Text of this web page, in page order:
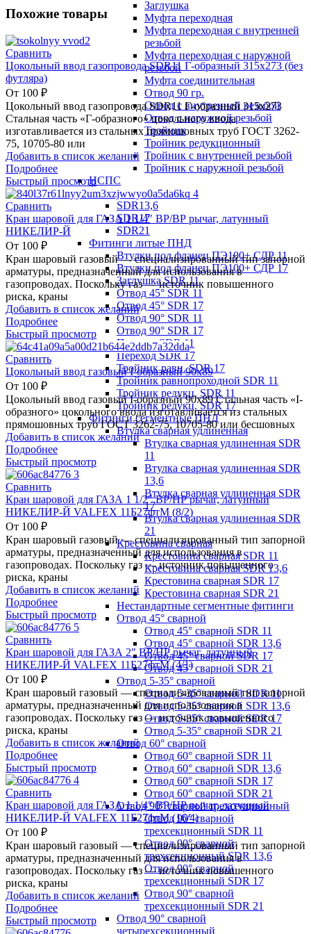
Заглушка
Муфта переходная
Муфта переходная с внутренней
резьбой
Муфта переходная с наружной
резьбой
Муфта соединительная
Отвод 90 гр.
Отвод с внутренней резьбой
Отвод с наружной резьбой
Тройник
Тройник редукционный
Тройник с внутренней резьбой
Тройник с наружной резьбой
НСПС
SDR11
SDR13,6
SDR17
SDR21
Фитинги литые ПНД
Втулки под фланец ПЭ100+ СДР 11
Втулки под фланец ПЭ100+ СДР 17
Заглушка SDR 11
Отвод 45° SDR 11
Отвод 45° SDR 17
Отвод 90° SDR 11
Отвод 90° SDR 17
Переход SDR 11
Переход SDR 17
Тройник равн. SDR 17
Тройник равнопроходной SDR 11
Тройник редукц. SDR 11
Тройник редукц. SDR 17
Фитинги сегментные ПНД
Втулка сварная удлиненная
Втулка сварная удлиненная SDR
11
Втулка сварная удлиненная SDR
13,6
Втулка сварная удлиненная SDR
17
Втулка сварная удлиненная SDR
21
Крестовина сварная
Крестовина сварная SDR 11
Крестовина сварная SDR 13,6
Крестовина сварная SDR 17
Крестовина сварная SDR 21
Нестандартные сегментные фитинги
Отвод 45° сварной
Отвод 45° сварной SDR 11
Отвод 45° сварной SDR 13,6
Отвод 45° сварной SDR 17
Отвод 45° сварной SDR 21
Отвод 5-35° сварной
Отвод 5-35° сварной SDR 11
Отвод 5-35° сварной SDR 13,6
Отвод 5-35° сварной SDR 17
Отвод 5-35° сварной SDR 21
Отвод 60° сварной
Отвод 60° сварной SDR 11
Отвод 60° сварной SDR 13,6
Отвод 60° сварной SDR 17
Отвод 60° сварной SDR 21
Отвод 90° сварной трехсекционный
Отвод 90° сварной
трехсекционный SDR 11
Отвод 90° сварной
трехсекционный SDR 13,6
Отвод 90° сварной
трехсекционный SDR 17
Отвод 90° сварной
трехсекционный SDR 21
Отвод 90° сварной
четырехсекционный
Похожие товары
Сравнить
Цокольный ввод газопровода SDR11 Г-образный 315х273 (без
футляра)
От 100 ₽
Цокольный ввод газопровода SDR11 Г-образный 315х273
Стальная часть «Г-образного» цокольного ввода
изготавливается из стальных прямошовных труб ГОСТ 3262-
75, 10705-80 или
Добавить в список желаний
Подробнее
Быстрый просмотр
Сравнить
Кран шаровой для ГАЗА 1 1/4″ ВР/ВР рычаг, латунный
НИКЕЛИР-Й
От 100 ₽
Кран шаровый газовый — специализированный тип запорной
арматуры, предназначенный для использования в
газопроводах. Поскольку газ — источник повышенного
риска, краны
Добавить в список желаний
Подробнее
Быстрый просмотр
Сравнить
Цокольный ввод газовый I-образный 90х89
От 100 ₽
Цокольный ввод газовый I-образный 90х89 Стальная часть «I-
образного» цокольного ввода изготавливается из стальных
прямошовных труб ГОСТ 3262-75, 10705-80 или бесшовных
Добавить в список желаний
Подробнее
Быстрый просмотр
Сравнить
Кран шаровой для ГАЗА 1 1/2″ ВР/НР рычаг, латунный
НИКЕЛИР-Й VALFEX 11Б27фтМ (8/2)
От 100 ₽
Кран шаровый газовый — специализированный тип запорной
арматуры, предназначенный для использования в
газопроводах. Поскольку газ — источник повышенного
риска, краны
Добавить в список желаний
Подробнее
Быстрый просмотр
Сравнить
Кран шаровой для ГАЗА 2″ ВР/НР рычаг, латунный
НИКЕЛИР-Й VALFEX 11Б27фтМ (4/1)
От 100 ₽
Кран шаровый газовый — специализированный тип запорной
арматуры, предназначенный для использования в
газопроводах. Поскольку газ — источник повышенного
риска, краны
Добавить в список желаний
Подробнее
Быстрый просмотр
Сравнить
Кран шаровой для ГАЗА 1 1/4″ ВР/НР рычаг, латунный
НИКЕЛИР-Й VALFEX 11Б27фтМ (16/4)
От 100 ₽
Кран шаровый газовый — специализированный тип запорной
арматуры, предназначенный для использования в
газопроводах. Поскольку газ — источник повышенного
риска, краны
Добавить в список желаний
Подробнее
Быстрый просмотр